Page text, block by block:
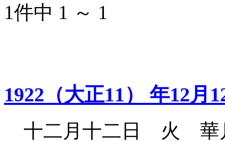
1件中 1 ～ 1
1922（大正11） 年12月
十二月十二日 火 華